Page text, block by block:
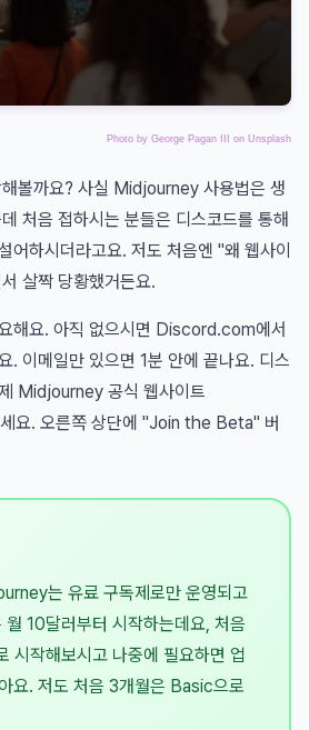
Photo by George Pagan III on Unsplash
볼까요? 사실 Midjourney 사용법은 생
처음 접하시는 분들은 디스코드를 통해
어하시더라고요. 저도 처음엔 "왜 웹사이
살짝 당황했거든요.
해요. 아직 없으시면 Discord.com에서
. 이메일만 있으면 1분 안에 끝나요. 디스
Midjourney 공식 웹사이트
요. 오른쪽 상단에 "Join the Beta" 버
는 유료 구독제로만 운영되고
월 10달러부터 시작하는데요, 처음
시작해보시고 나중에 필요하면 업
요. 저도 처음 3개월은 Basic으로